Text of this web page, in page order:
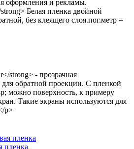
оформления и рекламы.
Белая пленка двойной
без клеящего слоя.пог.метр =
strong> - прозрачная
для обратной проекции. С пленкой
можно поверхность, к примеру
Такие экраны используются для
p>
пленка